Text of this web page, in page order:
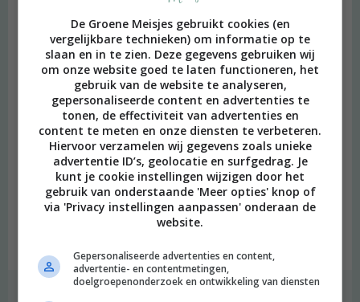
Ik ben heel benieuwd wie van jullie er ook bij een leesclub zit of er
over nadenkt er eentje te zoeken óf op te richten. Laat het vooral
weten bij de comments: wie weet leest iemand je berichtje en heb je
alweer iemand gevonden voor bij je club. Ik denk dat deze
blogpost al wel duidelijk genoeg is, maar voor de zekerheid
herhaal ik het toch nog maar een keer: leesclubs zijn te gek en ik
kan het je alleen maar aanraden.
Deel deze post op:
GROEN DENKEN|BOEKEN,BOEKENCLUB,LEESCLUB,LEZEN ,LITERATUUR
De Groene Meisjes gebruikt cookies (en
vergelijkbare technieken) om informatie op te
slaan en in te zien. Deze gegevens gebruiken wij
om onze website goed te laten functioneren, het
gebruik van de website te analyseren,
gepersonaliseerde content en advertenties te
tonen, de effectiviteit van advertenties en
content te meten en onze diensten te verbeteren.
Hiervoor verzamelen wij gegevens zoals unieke
advertentie ID’s, geolocatie en surfgedrag. Je
kunt je cookie instellingen wijzigen door het
gebruik van onderstaande 'Meer opties' knop of
via 'Privacy instellingen aanpassen' onderaan de
website.
Gepersonaliseerde advertenties en content,
advertentie- en contentmetingen,
doelgroepenonderzoek en ontwikkeling van diensten